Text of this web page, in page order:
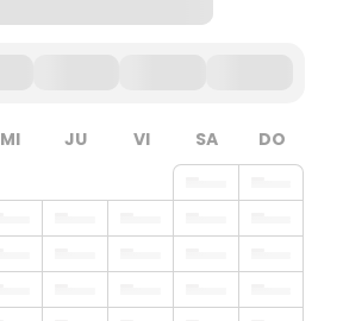
MI JU VI SA DO